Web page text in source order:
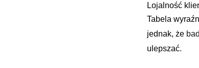
Lojalność
Tabela
jednak, że
‍ulepszać.